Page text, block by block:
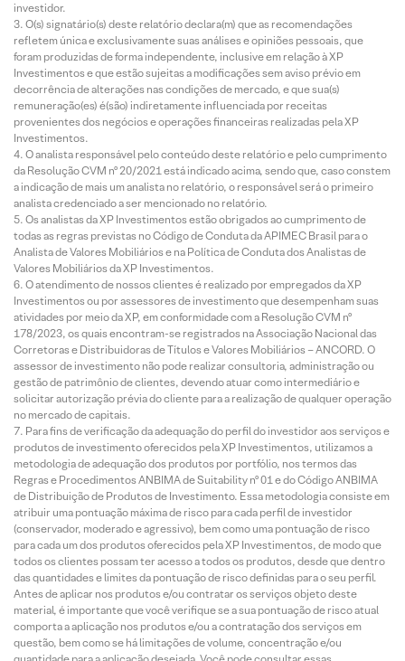
investidor.
O(s) signatário(s) deste relatório declara(m) que as recomendações
refletem única e exclusivamente suas análises e opiniões pessoais, que
foram produzidas de forma independente, inclusive em relação à XP
Investimentos e que estão sujeitas a modificações sem aviso prévio em
decorrência de alterações nas condições de mercado, e que sua(s)
remuneração(es) é(são) indiretamente influenciada por receitas
provenientes dos negócios e operações financeiras realizadas pela XP
Investimentos.
O analista responsável pelo conteúdo deste relatório e pelo cumprimento
da Resolução CVM nº 20/2021 está indicado acima, sendo que, caso constem
a indicação de mais um analista no relatório, o responsável será o primeiro
analista credenciado a ser mencionado no relatório.
Os analistas da XP Investimentos estão obrigados ao cumprimento de
todas as regras previstas no Código de Conduta da APIMEC Brasil para o
Analista de Valores Mobiliários e na Política de Conduta dos Analistas de
Valores Mobiliários da XP Investimentos.
O atendimento de nossos clientes é realizado por empregados da XP
Investimentos ou por assessores de investimento que desempenham suas
atividades por meio da XP, em conformidade com a Resolução CVM nº
178/2023, os quais encontram-se registrados na Associação Nacional das
Corretoras e Distribuidoras de Títulos e Valores Mobiliários – ANCORD. O
assessor de investimento não pode realizar consultoria, administração ou
gestão de patrimônio de clientes, devendo atuar como intermediário e
solicitar autorização prévia do cliente para a realização de qualquer operação
no mercado de capitais.
Para fins de verificação da adequação do perfil do investidor aos serviços e
produtos de investimento oferecidos pela XP Investimentos, utilizamos a
metodologia de adequação dos produtos por portfólio, nos termos das
Regras e Procedimentos ANBIMA de Suitability nº 01 e do Código ANBIMA
de Distribuição de Produtos de Investimento. Essa metodologia consiste em
atribuir uma pontuação máxima de risco para cada perfil de investidor
(conservador, moderado e agressivo), bem como uma pontuação de risco
para cada um dos produtos oferecidos pela XP Investimentos, de modo que
todos os clientes possam ter acesso a todos os produtos, desde que dentro
das quantidades e limites da pontuação de risco definidas para o seu perfil.
Antes de aplicar nos produtos e/ou contratar os serviços objeto deste
material, é importante que você verifique se a sua pontuação de risco atual
comporta a aplicação nos produtos e/ou a contratação dos serviços em
questão, bem como se há limitações de volume, concentração e/ou